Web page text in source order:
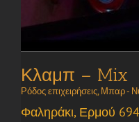
Κλαμπ – Mix
Ρόδος επιχειρήσεις, Μπαρ -
Φαληράκι, Ερμού